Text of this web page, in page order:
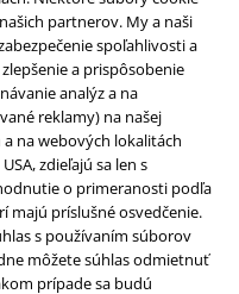
partnerov. My a naši
spoľahlivosti a
a prispôsobenie
analýz a na
reklamy) na našej
na webových lokalitách
zdieľajú sa len s
o primeranosti podľa
majú príslušné osvedčenie.
s používaním súborov
môžete súhlas odmietnuť
prípade sa budú